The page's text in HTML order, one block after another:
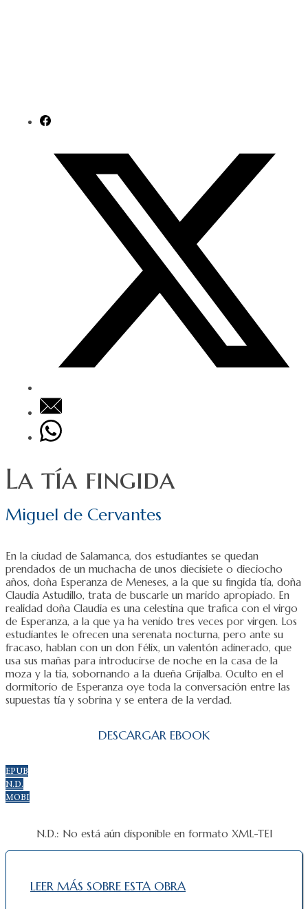
La tía fingida
Miguel de Cervantes
En la ciudad de Salamanca, dos estudiantes se quedan
prendados de un muchacha de unos diecisiete o dieciocho
años, doña Esperanza de Meneses, a la que su fingida tía, doña
Claudia Astudillo, trata de buscarle un marido apropiado. En
realidad doña Claudia es una celestina que trafica con el virgo
de Esperanza, a la que ya ha venido tres veces por virgen. Los
estudiantes le ofrecen una serenata nocturna, pero ante su
fracaso, hablan con un don Félix, un valentón adinerado, que
usa sus mañas para introducirse de noche en la casa de la
moza y la tía, sobornando a la dueña Grijalba. Oculto en el
dormitorio de Esperanza oye toda la conversación entre las
supuestas tía y sobrina y se entera de la verdad.
DESCARGAR EBOOK
EPUB
N.D.
MOBI
N.D.: No está aún disponible en formato XML-TEI
LEER MÁS SOBRE ESTA OBRA